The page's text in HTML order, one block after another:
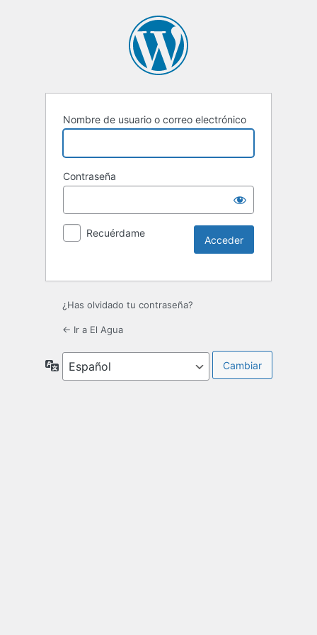
Nombre de usuario o correo electrónico
Contraseña
Recuérdame
¿Has olvidado tu contraseña?
← Ir a El Agua
Idioma